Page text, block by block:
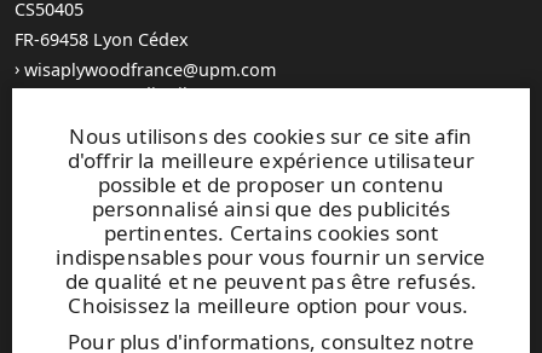
Nous utilisons des cookies sur ce site afin
d'offrir la meilleure expérience utilisateur
possible et de proposer un contenu
personnalisé ainsi que des publicités
pertinentes. Certains cookies sont
indispensables pour vous fournir un service
de qualité et ne peuvent pas être refusés.
Choisissez la meilleure option pour vous.
Pour plus d'informations, consultez notre
CS50405
FR-69458 Lyon Cédex
wisaplywoodfrance@upm.com
Trouvez votre distributeur
UPM Code of Conduct